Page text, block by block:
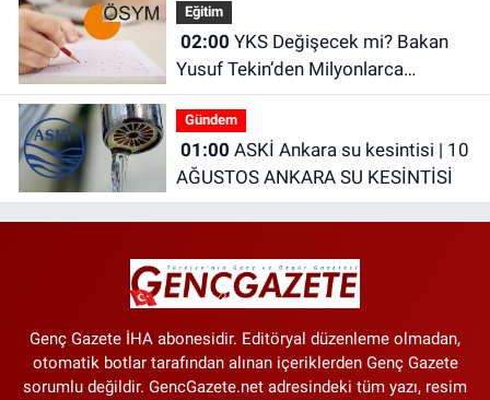
Eğitim
02:00
Yusuf Tekin’den Milyonlarca
Öğrenciyi İlgilendiren Açıklama
Gündem
01:00
AĞUSTOS ANKARA SU KESİNTİSİ
Genç Gazete İHA abonesidir. Editöryal düzenleme olmadan,
otomatik botlar tarafından alınan içeriklerden Genç Gazete
sorumlu değildir. GencGazete.net adresindeki tüm yazı, resim